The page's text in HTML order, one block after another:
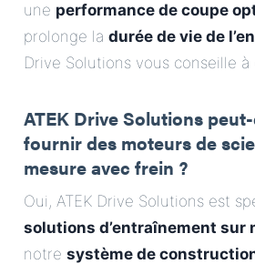
une performance de coupe
prolonge la durée de vie de
Drive Solutions vous conseille à
ATEK Drive Solutions
fournir des moteurs de
mesure avec frein ?
Oui, ATEK Drive Solutions est
solutions d’entraînement sur
notre système de